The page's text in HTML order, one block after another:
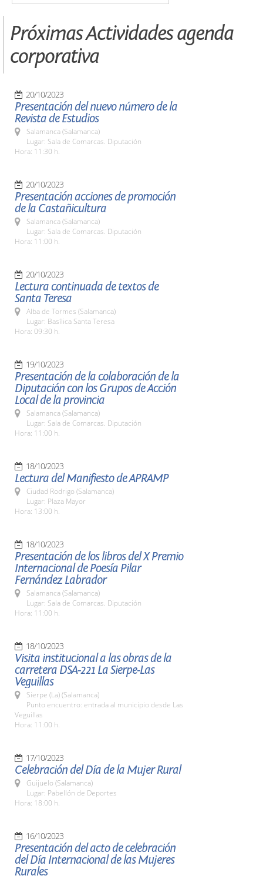
Próximas Actividades agenda
corporativa
20/10/2023
Presentación del nuevo número de la
Revista de Estudios
Salamanca (Salamanca)
Lugar: Sala de Comarcas. Diputación
Hora: 11:30 h.
20/10/2023
Presentación acciones de promoción
de la Castañicultura
Salamanca (Salamanca)
Lugar: Sala de Comarcas. Diputación
Hora: 11:00 h.
20/10/2023
Lectura continuada de textos de
Santa Teresa
Alba de Tormes (Salamanca)
Lugar: Basílica Santa Teresa
Hora: 09:30 h.
19/10/2023
Presentación de la colaboración de la
Diputación con los Grupos de Acción
Local de la provincia
Salamanca (Salamanca)
Lugar: Sala de Comarcas. Diputación
Hora: 11:00 h.
18/10/2023
Lectura del Manifiesto de APRAMP
Ciudad Rodrigo (Salamanca)
Lugar: Plaza Mayor
Hora: 13:00 h.
18/10/2023
Presentación de los libros del X Premio
Internacional de Poesía Pilar
Fernández Labrador
Salamanca (Salamanca)
Lugar: Sala de Comarcas. Diputación
Hora: 11:00 h.
18/10/2023
Visita institucional a las obras de la
carretera DSA-221 La Sierpe-Las
Veguillas
Sierpe (La) (Salamanca)
Punto encuentro: entrada al municipio desde Las
Veguillas
Hora: 11:00 h.
17/10/2023
Celebración del Día de la Mujer Rural
Guijuelo (Salamanca)
Lugar: Pabellón de Deportes
Hora: 18:00 h.
16/10/2023
Presentación del acto de celebración
del Día Internacional de las Mujeres
Rurales